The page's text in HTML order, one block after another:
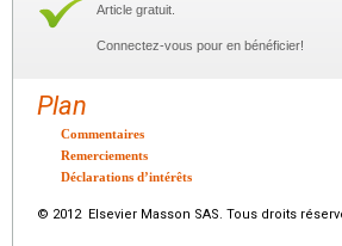
Article gratuit.
Connectez-vous pour en bénéficier!
Plan
Commentaires
Remerciements
Déclarations d’intérêts
© 2012 Elsevier Masson SAS. Tous droits